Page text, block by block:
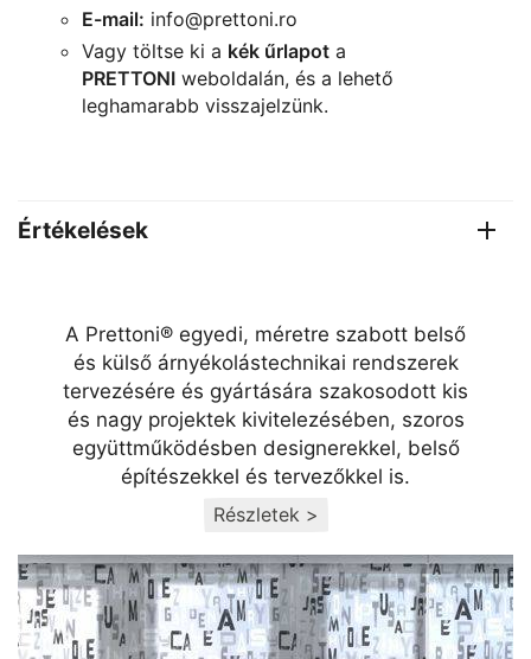
E-mail: info@prettoni.ro
Vagy töltse ki a kék űrlapot a
PRETTONI weboldalán, és a lehető
leghamarabb visszajelzünk.
Értékelések
A Prettoni® egyedi, méretre szabott belső
és külső árnyékolástechnikai rendszerek
tervezésére és gyártására szakosodott kis
és nagy projektek kivitelezésében, szoros
együttműködésben designerekkel, belső
építészekkel és tervezőkkel is.
Részletek >